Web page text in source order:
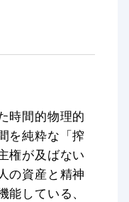
時間的物理的
を純粋な「搾
権が及ばない
の資産と精神
能している、